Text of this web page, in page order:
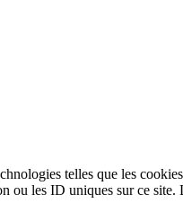
telles que les
ou les ID uniques sur ce